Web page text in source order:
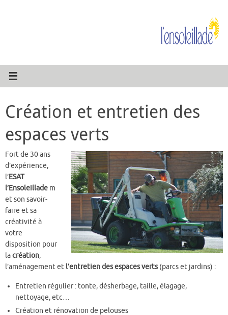
Création et entretien des
espaces verts
Fort de 30 ans
d’expérience,
l’ESAT
l’Ensoleillade m
et son savoir-
faire et sa
créativité à
votre
disposition pour
lacréation,
l’aménagement et l’entretien des espaces verts(parcs et jardins) :
Entretien régulier : tonte, désherbage, taille, élagage,
nettoyage, etc…
Création et rénovation de pelouses